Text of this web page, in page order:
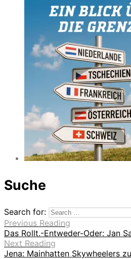
Suche
Search for:
Previous Reading
Das Rollt.-Entweder-Oder: Jan
Next Reading
Jena: Mainhatten Skywheelers